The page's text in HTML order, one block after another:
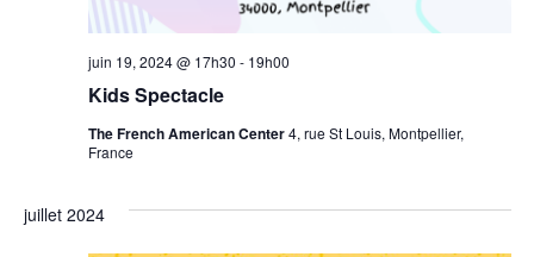
Kids Spectacle
juin 19, 2024 @ 17h30 - 19h00
The French American Center4, rue St Louis, Montpellier,
France
juillet 2024